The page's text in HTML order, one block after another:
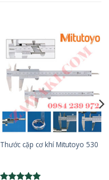
Thước cặp cơ khí Mitutoyo 530